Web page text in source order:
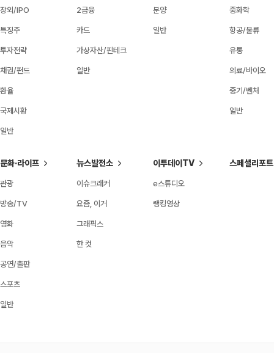
장외/IPO
특징주
투자전략
채권/펀드
환율
국제시황
일반
2금융
카드
가상자산/핀테크
일반
분양
일반
중화학
항공/물류
유통
의료/바이오
중기/벤처
일반
문화·라이프
관광
방송/TV
영화
음악
공연/출판
스포츠
일반
뉴스발전소
이슈크래커
요즘, 이거
그래픽스
한 컷
이투데이TV
e스튜디오
랭킹영상
스페셜리포트